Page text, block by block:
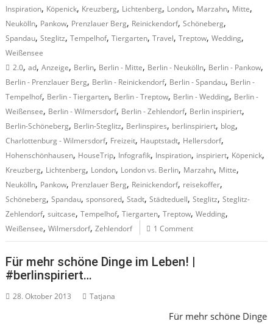
Inspiration, Köpenick, Kreuzberg, Lichtenberg, London, Marzahn, Mitte,
Neukölln, Pankow, Prenzlauer Berg, Reinickendorf,Schöneberg,
Spandau,Steglitz,Tempelhof,Tiergarten,Travel,Treptow,Wedding,
Weißensee
2.0,ad,Anzeige, Berlin, Berlin - Mitte, Berlin - Neukölln, Berlin - Pankow,
Berlin - Prenzlauer Berg, Berlin - Reinickendorf, Berlin - Spandau, Berlin -
Tempelhof, Berlin - Tiergarten, Berlin - Treptow, Berlin - Wedding, Berlin -
Weißensee, Berlin - Wilmersdorf, Berlin - Zehlendorf, Berlin inspiriert,
Berlin-Schöneberg, Berlin-Steglitz, Berlinspires, berlinspiriert, blog,
Charlottenburg - Wilmersdorf, Freizeit, Hauptstadt, Hellersdorf,
Hohenschönhausen, HouseTrip, Infografik, Inspiration, inspiriert, Köpenick,
Kreuzberg, Lichtenberg, London, London vs. Berlin, Marzahn, Mitte,
Neukölln, Pankow, Prenzlauer Berg, Reinickendorf, reisekoffer,
Schöneberg,Spandau,sponsored,Stadt,Städteduell,Steglitz,Steglitz-
Zehlendorf,suitcase,Tempelhof,Tiergarten,Treptow,Wedding,
Weißensee,Wilmersdorf,Zehlendorf 1 Comment
Für mehr schöne Dinge im Leben! |
#berlinspiriert…
28. Oktober 2013 Tatjana
Für mehr schöne Dinge